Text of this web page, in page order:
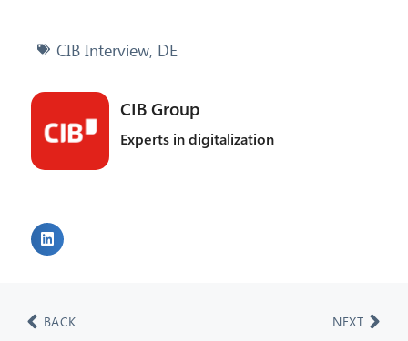
CIB Interview, DE
CIB Group
Experts in digitalization
BACK NEXT